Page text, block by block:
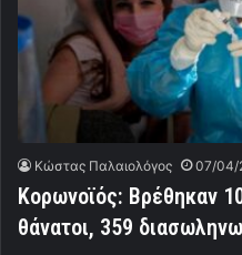
Κώστας Παλαιολόγος 07/04/
Κορωνοϊός: Βρέθηκαν
θάνατοι, 359